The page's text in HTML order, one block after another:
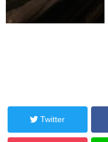
Twitter